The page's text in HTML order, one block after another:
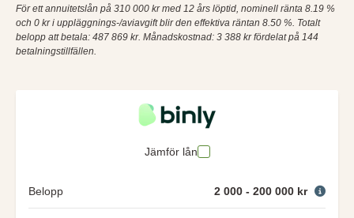
För ett annuitetslån på 310 000 kr med 12 års löptid, nominell ränta 8.19 %
och 0 kr i uppläggnings-/aviavgift blir den effektiva räntan 8.50 %. Totalt
belopp att betala: 487 869 kr. Månadskostnad: 3 388 kr fördelat på 144
betalningstillfällen.
Jämför lån
Belopp 2 000 - 200 000 kr